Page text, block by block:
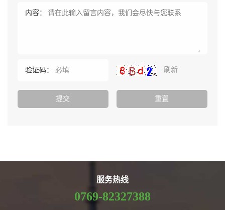
内容：
验证码： 刷新
服务热线
0769-82327388